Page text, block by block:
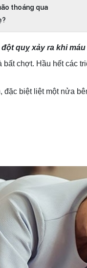
thoáng qua
quỵ xảy ra khi
bất chợt. Hầu hết các
đặc biệt liệt một nửa